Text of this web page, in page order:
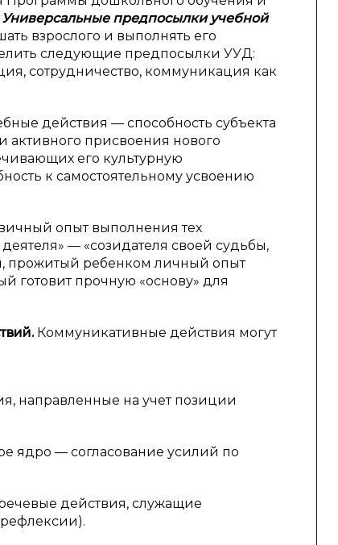
Универсальные предпосылки учебной
взрослого и выполнять его
следующие предпосылки УУД:
сотрудничество, коммуникация как
действия — способность субъекта
активного присвоения нового
его культурную
к самостоятельному усвоению
опыт выполнения тех
— «созидателя своей судьбы,
прожитый ребенком личный опыт
готовит прочную «основу» для
Коммуникативные действия могут
направленные на учет позиции
ядро — согласование усилий по
действия, служащие